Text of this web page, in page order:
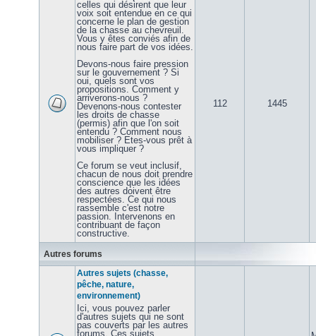
celles qui désirent que leur
voix soit entendue en ce qui
concerne le plan de gestion
de la chasse au chevreuil.
Vous y êtes conviés afin de
nous faire part de vos idées.
Devons-nous faire pression
sur le gouvernement ? Si
oui, quels sont vos
propositions. Comment y
arriverons-nous ?
Devenons-nous contester
les droits de chasse
(permis) afin que l'on soit
entendu ? Comment nous
mobiliser ? Etes-vous prêt à
vous impliquer ?
Ce forum se veut inclusif,
chacun de nous doit prendre
conscience que les idées
des autres doivent être
respectées. Ce qui nous
rassemble c'est notre
passion. Intervenons en
contribuant de façon
constructive.
112 1445
Autres forums
Autres sujets (chasse,
pêche, nature,
environnement)
Ici, vous pouvez parler
d'autres sujets qui ne sont
pas couverts par les autres
forums. Ces sujets